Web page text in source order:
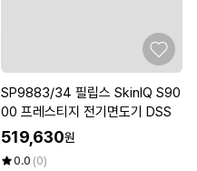
SP9883/34 필립스 SkinIQ S90
00 프레스티지 전기면도기 DSS
519,630원
0.0 (0)